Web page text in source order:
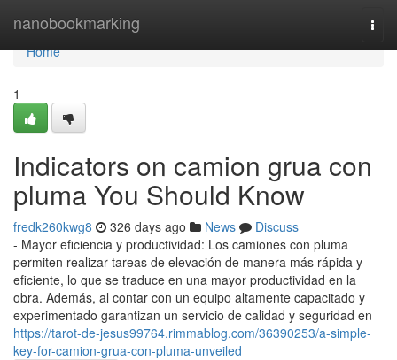
nanobookmarking
Home
Home
1
Indicators on camion grua con
pluma You Should Know
fredk260kwg8 326 days ago News
Discuss
- Mayor eficiencia y productividad: Los camiones con pluma
permiten realizar tareas de elevación de manera más rápida y
eficiente, lo que se traduce en una mayor productividad en la
obra. Además, al contar con un equipo altamente capacitado y
experimentado garantizan un servicio de calidad y seguridad en
https://tarot-de-jesus99764.rimmablog.com/36390253/a-simple-
key-for-camion-grua-con-pluma-unveiled